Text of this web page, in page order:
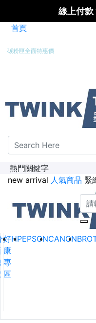
線上付
首頁
碳粉匣全面特惠價
新加入會員送紅利金100點
熱門關鍵字
new arrival 人氣商品 緊
好
康
專
區
HPEPSONCANON